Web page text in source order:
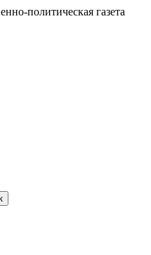
политическая газета